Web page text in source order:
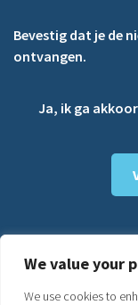
We value your
We use cookies to
Bevestig dat je de
ontvangen.
Ja, ik ga